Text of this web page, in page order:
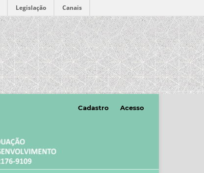
Legislação Canais
Cadastro Acesso